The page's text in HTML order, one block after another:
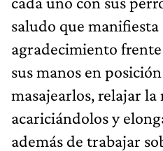
saludo que
agradecimiento
sus manos en
masajearlos, relajar la
acariciándolos y
además de trabajar